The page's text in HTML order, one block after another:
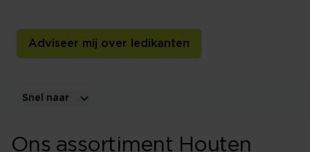
Adviseer mij over ledikanten
Snel naar
Ons assortiment Houten